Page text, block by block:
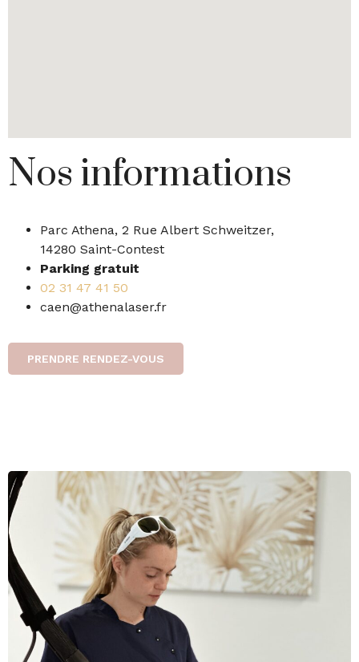
Nos informations
Parc Athena, 2 Rue Albert Schweitzer,
14280 Saint-Contest
Parking gratuit
02 31 47 41 50
caen@athenalaser.fr
PRENDRE RENDEZ-VOUS